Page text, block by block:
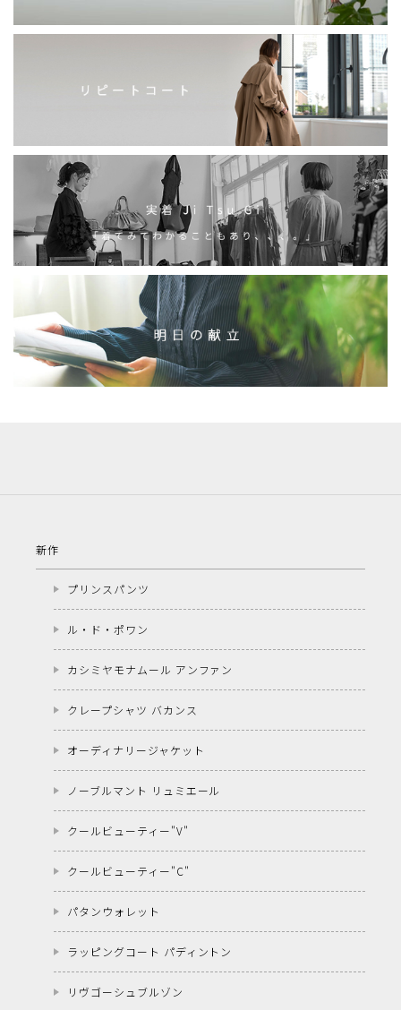
新作
プリンスパンツ
ル・ド・ポワン
カシミヤモナムール アンファン
クレープシャツ バカンス
オーディナリージャケット
ノーブルマント リュミエール
クールビューティー"V"
クールビューティー"C"
パタンウォレット
ラッピングコート パディントン
リヴゴーシュブルゾン